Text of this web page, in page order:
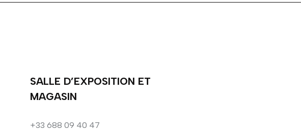
SALLE D’EXPOSITION ET
MAGASIN
+33 688 09 40 47